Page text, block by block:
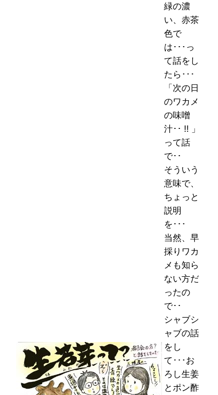
緑の濃
い、赤茶
色で
は･･･っ
て話をし
たら･･･
「次の日
のワカメ
の味噌
汁･･ !! 」
って話
で･･
そういう
意味で、
ちょっと
説明
を･･･
当然、早
採りワカ
メも知ら
ない方だ
ったの
で･･
シャブシ
ャブの話
をし
て･･･お
ろし生姜
とポン酢